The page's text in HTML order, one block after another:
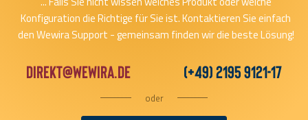
Konfiguration die Richtige für Sie ist. Kontaktieren Sie einfach
den Wewira Support - gemeinsam finden wir die beste Lösung!
direkt@wewira.de (+49) 2195 9121-17
oder